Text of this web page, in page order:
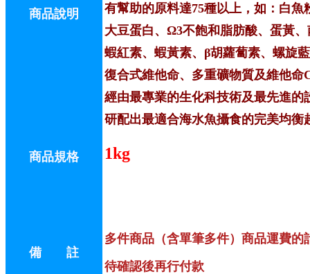
商品說明
有幫助的原料達75種以上，如：白魚
大豆蛋白、 Ω3不飽和脂肪酸、蛋黃
蝦紅素、蝦黃素、 β胡蘿蔔素、螺旋
復合式維他命、多重礦物質及維他命
經由最專業的生化科技術及最先進的
研配出最適合海水魚攝食的完美均衡
商品規格 1kg
備 註
多件商品（含單筆多件）商品運費的
待確認後再行付款